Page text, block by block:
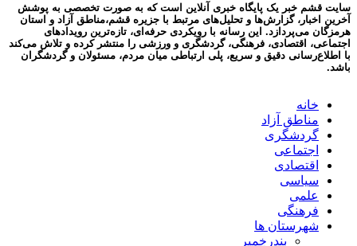
سایت قشم خبر یک پایگاه خبری آنلاین است که به صورت تخصصی به پوشش
آخرین اخبار، گزارش‌ها و تحلیل‌های مرتبط با جزیره قشم،مناطق آزاد و استان
هرمزگان می‌پردازد. این رسانه با رویکردی حرفه‌ای، تازه‌ترین رویدادهای
اجتماعی، اقتصادی، فرهنگی، گردشگری و ورزشی را منتشر کرده و تلاش می‌کند
با اطلاع‌رسانی دقیق و سریع، پلی ارتباطی میان مردم، مسئولان و گردشگران
باشد.
خانه
مناطق آزاد
گردشگری
اجتماعی
اقتصادی
سیاسی
علمی
فرهنگی
شهرستان ها
بندرخمیر